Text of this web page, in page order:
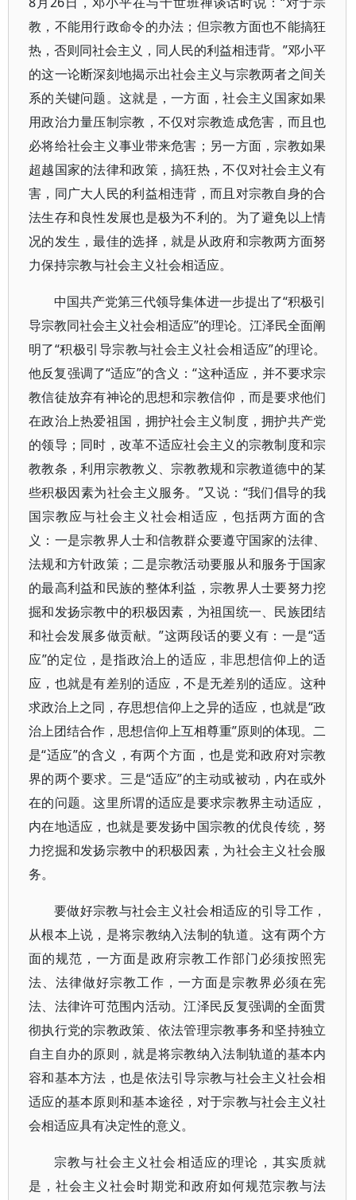
教，不能用行政命令的办法；但宗教方面也不能搞狂
热，否则同社会主义，同人民的利益相违背。”邓小平
的这一论断深刻地揭示出社会主义与宗教两者之间关
系的关键问题。这就是，一方面，社会主义国家如果
用政治力量压制宗教，不仅对宗教造成危害，而且也
必将给社会主义事业带来危害；另一方面，宗教如果
超越国家的法律和政策，搞狂热，不仅对社会主义有
害，同广大人民的利益相违背，而且对宗教自身的合
法生存和良性发展也是极为不利的。为了避免以上情
况的发生，最佳的选择，就是从政府和宗教两方面努
力保持宗教与社会主义社会相适应。
中国共产党第三代领导集体进一步提出了“积极引
导宗教同社会主义社会相适应”的理论。江泽民全面阐
明了“积极引导宗教与社会主义社会相适应”的理论。
他反复强调了“适应”的含义：“这种适应，并不要求宗
教信徒放弃有神论的思想和宗教信仰，而是要求他们
在政治上热爱祖国，拥护社会主义制度，拥护共产党
的领导；同时，改革不适应社会主义的宗教制度和宗
教教条，利用宗教教义、宗教教规和宗教道德中的某
些积极因素为社会主义服务。”又说：“我们倡导的我
国宗教应与社会主义社会相适应，包括两方面的含
义：一是宗教界人士和信教群众要遵守国家的法律、
法规和方针政策；二是宗教活动要服从和服务于国家
的最高利益和民族的整体利益，宗教界人士要努力挖
掘和发扬宗教中的积极因素，为祖国统一、民族团结
和社会发展多做贡献。”这两段话的要义有：一是“适
应”的定位，是指政治上的适应，非思想信仰上的适
应，也就是有差别的适应，不是无差别的适应。这种
求政治上之同，存思想信仰上之异的适应，也就是“政
治上团结合作，思想信仰上互相尊重”原则的体现。二
是“适应”的含义，有两个方面，也是党和政府对宗教
界的两个要求。三是“适应”的主动或被动，内在或外
在的问题。这里所谓的适应是要求宗教界主动适应，
内在地适应，也就是要发扬中国宗教的优良传统，努
力挖掘和发扬宗教中的积极因素，为社会主义社会服
务。
要做好宗教与社会主义社会相适应的引导工作，
从根本上说，是将宗教纳入法制的轨道。这有两个方
面的规范，一方面是政府宗教工作部门必须按照宪
法、法律做好宗教工作，一方面是宗教界必须在宪
法、法律许可范围内活动。江泽民反复强调的全面贯
彻执行党的宗教政策、依法管理宗教事务和坚持独立
自主自办的原则，就是将宗教纳入法制轨道的基本内
容和基本方法，也是依法引导宗教与社会主义社会相
适应的基本原则和基本途径，对于宗教与社会主义社
会相适应具有决定性的意义。
宗教与社会主义社会相适应的理论，其实质就
是，社会主义社会时期党和政府如何规范宗教与法